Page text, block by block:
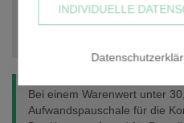
INDIVIDUELLE
IN DEN
Bei einem Warenwert unter
Aufwandspauschale für die